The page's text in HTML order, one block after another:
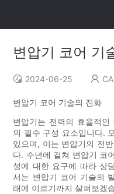
변압기 코어 기
2024-06-25
변압기 코어 기술의 진화
변압기는 전력의 효율적
의 필수 구성 요소입니다.
있으며, 이는 변압기의 전
다. 수년에 걸쳐 변압기 코
성에 대한 요구에 따라 상
서는 변압기 코어 기술의
래에 이르기까지 살펴보겠